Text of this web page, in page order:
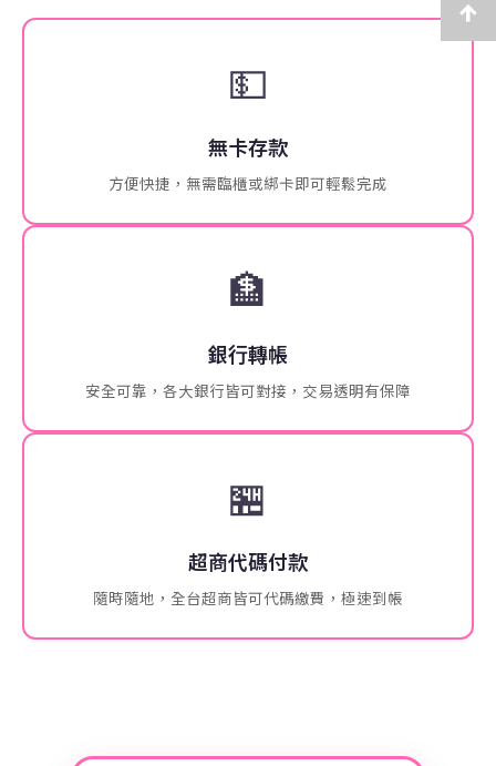
💵
無卡存款
方便快捷，無需臨櫃或綁卡即可輕鬆完成
🏦
銀行轉帳
安全可靠，各大銀行皆可對接，交易透明有保障
🏪
超商代碼付款
隨時隨地，全台超商皆可代碼繳費，極速到帳